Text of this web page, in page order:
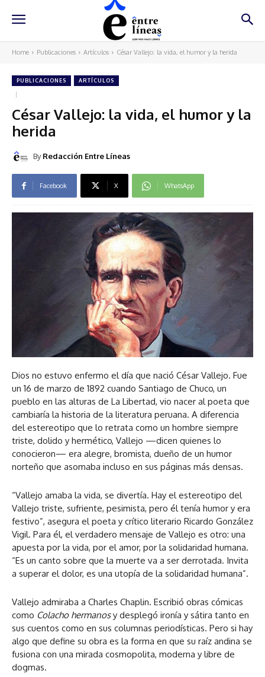
Home Publicaciones Artículos César Vallejo: la vida, el humor y la herida
PUBLICACIONES ARTÍCULOS
César Vallejo: la vida, el humor y la
herida
By Redacción Entre Líneas
Facebook X WhatsApp
Dios no estuvo enfermo el día que nació César Vallejo. Fue
un 16 de marzo de 1892 cuando Santiago de Chuco, un
pueblo en las alturas de La Libertad, vio nacer al poeta que
cambiaría la historia de la literatura peruana. A diferencia
del estereotipo que lo retrata como un hombre siempre
triste, dolido y hermético, Vallejo —dicen quienes lo
conocieron— era alegre, bromista, dueño de un humor
norteño que asomaba incluso en sus páginas más densas.
“Vallejo amaba la vida, se divertía. Hay el estereotipo del
Vallejo triste, sufriente, pesimista, pero él tenía humor y era
festivo”, asegura el poeta y crítico literario Ricardo González
Vigil. Para él, el verdadero mensaje de Vallejo es otro: una
apuesta por la vida, por el amor, por la solidaridad humana.
“Es un canto sobre que la muerte va a ser derrotada. Invita
a superar el dolor, es una utopía de la solidaridad humana”.
Vallejo admiraba a Charles Chaplin. Escribió obras cómicas
como Colacho hermanosy desplegó ironía y sátira tanto en
sus cuentos como en sus columnas periodísticas. Pero si hay
algo que define su obra es la forma en que su raíz andina se
fusiona con una mirada cosmopolita, moderna y libre de
dogmas.